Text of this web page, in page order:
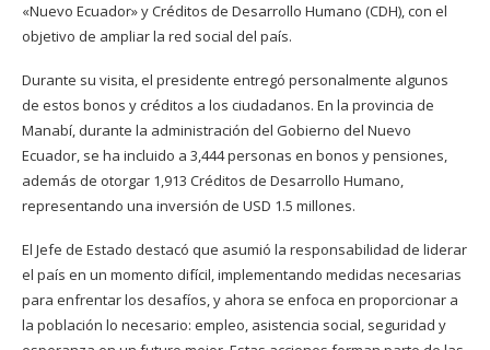
«Nuevo Ecuador» y Créditos de Desarrollo Humano (CDH), con el
objetivo de ampliar la red social del país.
Durante su visita, el presidente entregó personalmente algunos
de estos bonos y créditos a los ciudadanos. En la provincia de
Manabí, durante la administración del Gobierno del Nuevo
Ecuador, se ha incluido a 3,444 personas en bonos y pensiones,
además de otorgar 1,913 Créditos de Desarrollo Humano,
representando una inversión de USD 1.5 millones.
El Jefe de Estado destacó que asumió la responsabilidad de liderar
el país en un momento difícil, implementando medidas necesarias
para enfrentar los desafíos, y ahora se enfoca en proporcionar a
la población lo necesario: empleo, asistencia social, seguridad y